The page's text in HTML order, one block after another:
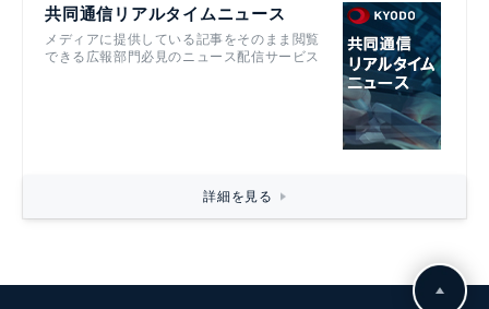
共同通信リアルタイムニュース
メディアに提供している記事をそのまま閲覧
できる広報部門必見のニュース配信サービス
詳細を見る